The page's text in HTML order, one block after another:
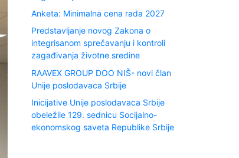
Anketa: Minimalna cena rada 2027
Predstavljanje novog Zakona o
integrisanom sprečavanju i kontroli
zagađivanja životne sredine
RAAVEX GROUP DOO NIŠ- novi član
Unije poslodavaca Srbije
Inicijative Unije poslodavaca Srbije
obeležile 129. sednicu Socijalno-
ekonomskog saveta Republike Srbije